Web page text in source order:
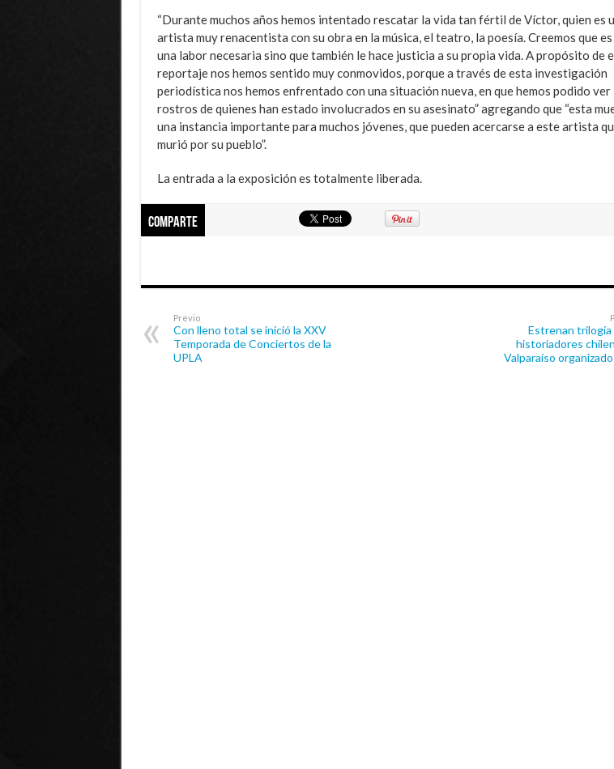
“Durante muchos años hemos intentado rescatar la vida tan fértil de Víctor, quien es
artista muy renacentista con su obra en la música, el teatro, la poesía. Creemos que
una labor necesaria sino que también le hace justicia a su propia vida. A propósito de
reportaje nos hemos sentido muy conmovidos, porque a través de esta investigación
periodística nos hemos enfrentado con una situación nueva, en que hemos podido ver
rostros de quienes han estado involucrados en su asesinato” agregando que “esta
una instancia importante para muchos jóvenes, que pueden acercarse a este artista
murió por su pueblo”.
La entrada a la exposición es totalmente liberada.
Comparte
Previo
Con lleno total se inició la XXV
Temporada de Conciertos de la
UPLA
Estrenan trilogía
historiadores
Valparaíso